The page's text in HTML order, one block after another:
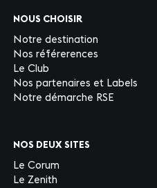
NOUS CHOISIR
Notre destination
Nos référerences
Le Club
Nos partenaires et Labels
Notre démarche RSE
NOS DEUX SITES
Le Corum
Le Zenith